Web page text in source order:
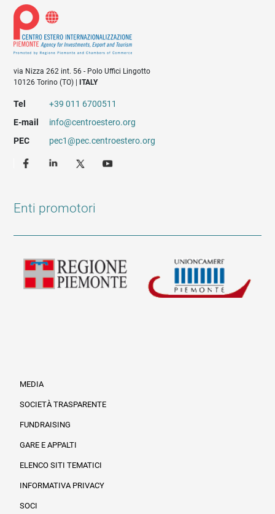
via Nizza 262 int. 56 - Polo Uffici Lingotto
10126 Torino (TO) |
ITALY
Tel
+39 011 6700511
E-mail
info@centroestero.org
PEC
pec1@pec.centroestero.org
Enti promotori
MEDIA
SOCIETÀ TRASPARENTE
FUNDRAISING
GARE E APPALTI
ELENCO SITI TEMATICI
INFORMATIVA PRIVACY
SOCI